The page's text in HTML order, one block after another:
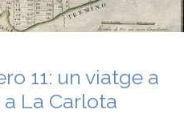
11: un viatge a
La Carlota